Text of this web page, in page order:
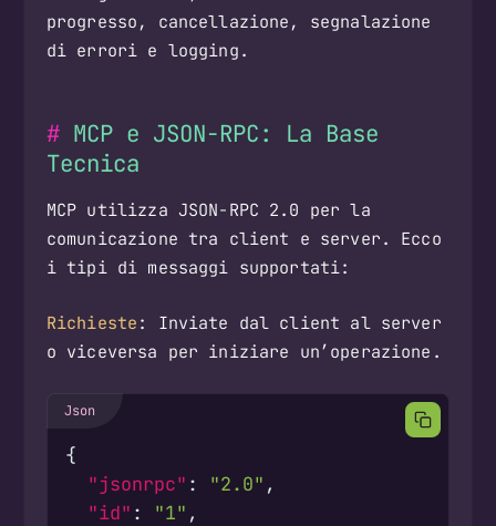
progresso, cancellazione, segnalazione
di errori e logging.
MCP e JSON-RPC: La Base
Tecnica
MCP utilizza JSON-RPC 2.0 per la
comunicazione tra client e server. Ecco
i tipi di messaggi supportati:
Richieste: Inviate dal client al server
o viceversa per iniziare un’operazione.
{
"jsonrpc" : "2.0" ,
"id" : "1" ,